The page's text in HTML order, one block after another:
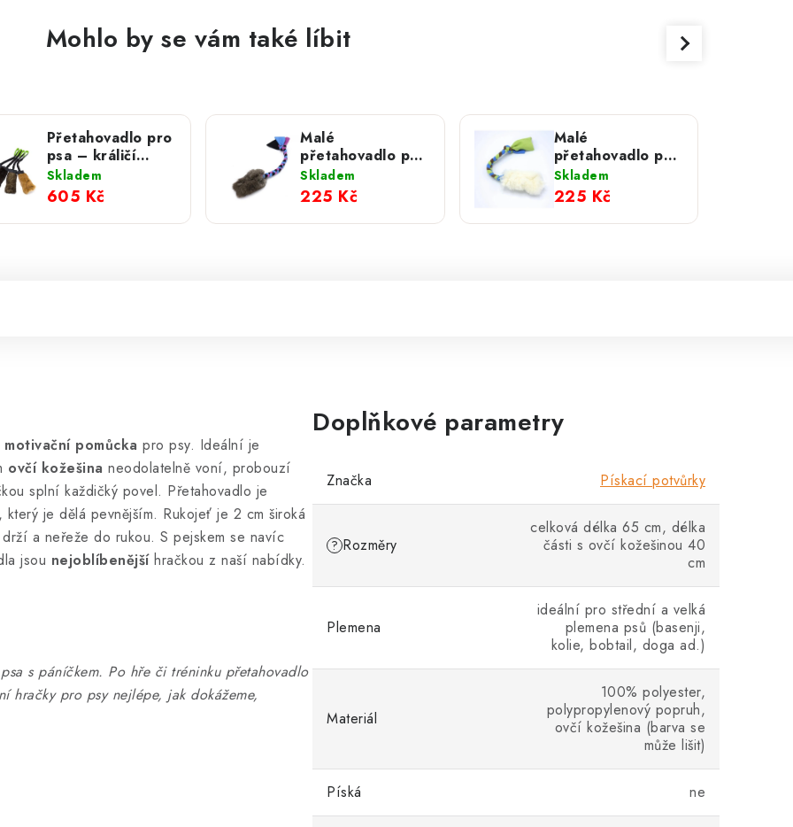
Mohlo by se vám také líbit
Přetahovadlo pro
psa – králičí
kožešina s
amortizérem
Skladem
605 Kč
Malé
přetahovadlo pro
psa – králík s
flísovou rukojetí
Skladem
225 Kč
Malé
přetahovadlo pro
psa – ovečka s
flísovou rukojetí
Skladem
225 Kč
motivační pomůcka pro psy. Ideální je
ovčí kožešina neodolatelně voní, probouzí
splní každičký povel. Přetahovadlo je
, který je dělá pevnějším. Rukojeť je 2 cm široká
a neřeže do rukou. S pejskem se navíc
jsou nejoblíbenější hračkou z naší nabídky.
s páníčkem. Po hře či tréninku přetahovadlo
hračky pro psy nejlépe, jak dokážeme,
Doplňkové parametry
Značka Pískací potvůrky
? Rozměry
celková délka 65 cm, délka
části s ovčí kožešinou 40
cm
Plemena
ideální pro střední a velká
plemena psů (basenji,
kolie, bobtail, doga ad.)
Materiál
100% polyester,
polypropylenový popruh,
ovčí kožešina (barva se
může lišit)
Píská ne